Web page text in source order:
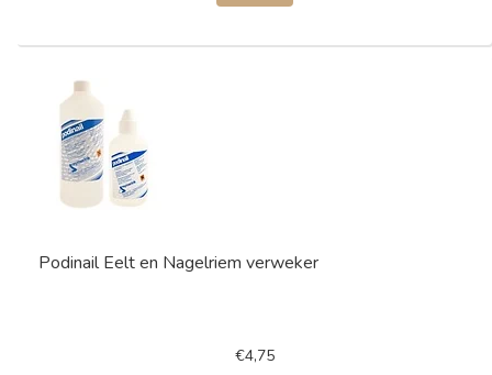
Podinail Eelt en Nagelriem verweker
€4,75